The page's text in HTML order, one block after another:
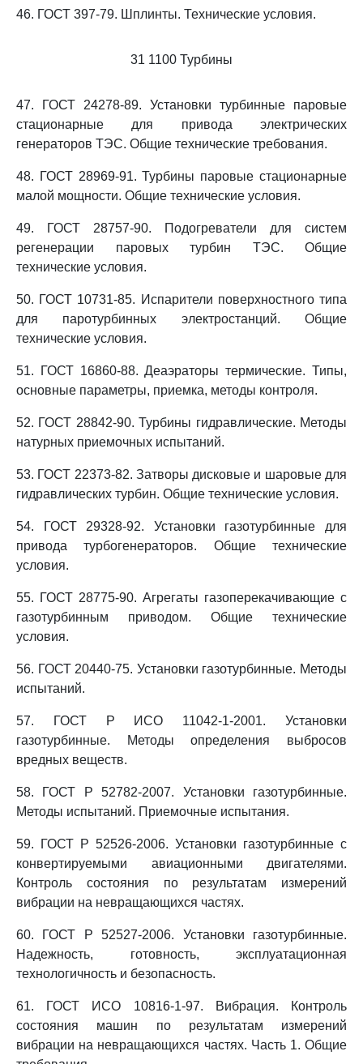
46. ГОСТ 397-79. Шплинты. Технические условия.
31 1100 Турбины
47. ГОСТ 24278-89. Установки турбинные паровые
стационарные для привода электрических
генераторов ТЭС. Общие технические требования.
48. ГОСТ 28969-91. Турбины паровые стационарные
малой мощности. Общие технические условия.
49. ГОСТ 28757-90. Подогреватели для систем
регенерации паровых турбин ТЭС. Общие
технические условия.
50. ГОСТ 10731-85. Испарители поверхностного типа
для паротурбинных электростанций. Общие
технические условия.
51. ГОСТ 16860-88. Деаэраторы термические. Типы,
основные параметры, приемка, методы контроля.
52. ГОСТ 28842-90. Турбины гидравлические. Методы
натурных приемочных испытаний.
53. ГОСТ 22373-82. Затворы дисковые и шаровые для
гидравлических турбин. Общие технические условия.
54. ГОСТ 29328-92. Установки газотурбинные для
привода турбогенераторов. Общие технические
условия.
55. ГОСТ 28775-90. Агрегаты газоперекачивающие с
газотурбинным приводом. Общие технические
условия.
56. ГОСТ 20440-75. Установки газотурбинные. Методы
испытаний.
57. ГОСТ Р ИСО 11042-1-2001. Установки
газотурбинные. Методы определения выбросов
вредных веществ.
58. ГОСТ Р 52782-2007. Установки газотурбинные.
Методы испытаний. Приемочные испытания.
59. ГОСТ Р 52526-2006. Установки газотурбинные с
конвертируемыми авиационными двигателями.
Контроль состояния по результатам измерений
вибрации на невращающихся частях.
60. ГОСТ Р 52527-2006. Установки газотурбинные.
Надежность, готовность, эксплуатационная
технологичность и безопасность.
61. ГОСТ ИСО 10816-1-97. Вибрация. Контроль
состояния машин по результатам измерений
вибрации на невращающихся частях. Часть 1. Общие